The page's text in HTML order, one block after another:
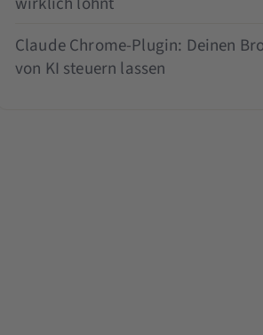
Claude Chrome-Plugin: Deinen
von KI steuern lassen